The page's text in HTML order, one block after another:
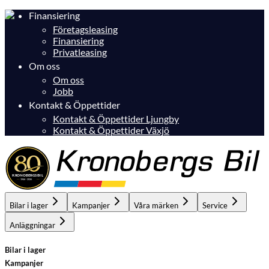
Finansiering
Företagsleasing
Finansiering
Privatleasing
Om oss
Om oss
Jobb
Kontakt & Öppettider
Kontakt & Öppettider Ljungby
Kontakt & Öppettider Växjö
Bilar i lager Kampanjer Våra märken Service
Anläggningar
Bilar i lager
Kampanjer